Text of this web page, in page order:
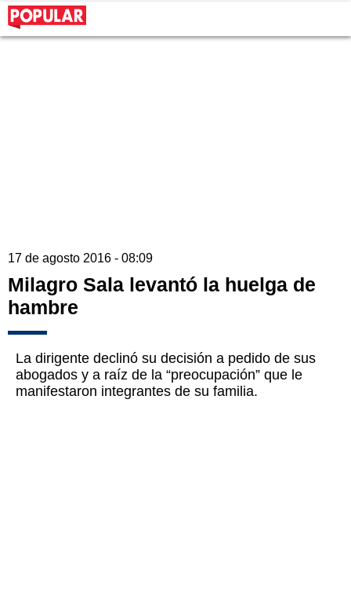
17 de agosto 2016 - 08:09
Milagro Sala levantó la huelga de
hambre
La dirigente declinó su decisión a pedido de sus
abogados y a raíz de la “preocupación” que le
manifestaron integrantes de su familia.